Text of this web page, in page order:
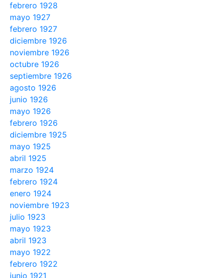
febrero 1928
mayo 1927
febrero 1927
diciembre 1926
noviembre 1926
octubre 1926
septiembre 1926
agosto 1926
junio 1926
mayo 1926
febrero 1926
diciembre 1925
mayo 1925
abril 1925
marzo 1924
febrero 1924
enero 1924
noviembre 1923
julio 1923
mayo 1923
abril 1923
mayo 1922
febrero 1922
junio 1921